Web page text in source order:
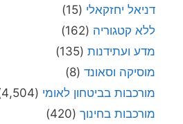
דניאל יחזקאלי (15)
ללא קטגוריה (162)
מדע ועתידנות (135)
מוסיקה וסאונד (8)
מורכבות בביטחון לאומי (4,504)
מורכבות בחינוך (420)